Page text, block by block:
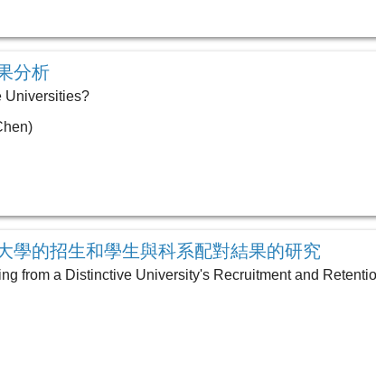
分析
Universities?
學的招生和學生與科系配對結果的研究
from a Distinctive University's Recruitment and